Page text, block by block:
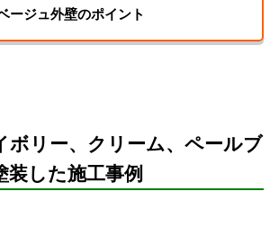
ージュ外壁のポイント
ボリー、クリーム、ペールブ
装した施工事例